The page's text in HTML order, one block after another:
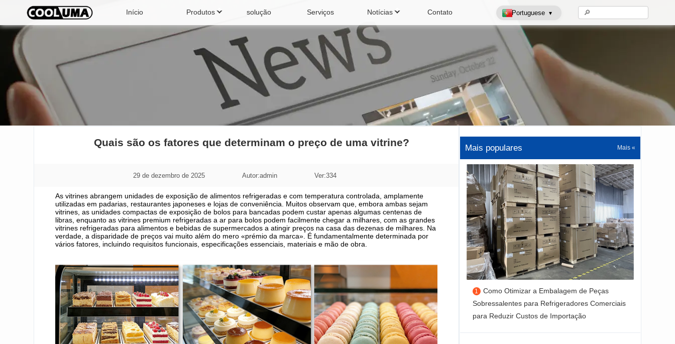
Início Produtos
Vitrine vertical refrigerada Resfriador aberto Geladeira para bolos Freezer para sorvete
Resfriador de latas Máquina de gelo Máquina de bebidas
solução Serviços Notícias Contato Portuguese ▾
Quais são os fatores que determinam o preço de uma vitrine?
29 de dezembro de 2025 Autor:admin Ver:334
As vitrines abrangem unidades de exposição de alimentos refrigeradas e com temperatura controlada, amplamente
utilizadas em padarias, restaurantes japoneses e lojas de conveniência. Muitos observam que, embora ambas sejam
vitrines, as unidades compactas de exposição de bolos para bancadas podem custar apenas algumas centenas de
libras, enquanto as vitrines premium refrigeradas a ar para bolos podem facilmente chegar a milhares, com as grandes
vitrines refrigeradas para alimentos e bebidas de supermercados a atingir preços na casa das dezenas de milhares. Na
verdade, a disparidade de preços vai muito além do mero «prémio da marca». É fundamentalmente determinada por
vários fatores, incluindo requisitos funcionais, especificações essenciais, materiais e mão de obra.
Mais populares Mais «
Como Otimizar a Embalagem de Peças
Sobressalentes para Refrigeradores Comerciais
para Reduzir Custos de Importação